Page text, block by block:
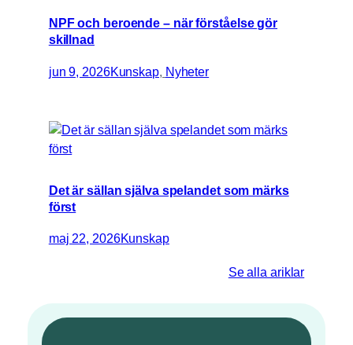
NPF och beroende – när förståelse gör
skillnad
jun 9, 2026Kunskap, Nyheter
Det är sällan själva spelandet som märks
först
maj 22, 2026Kunskap
Se alla ariklar